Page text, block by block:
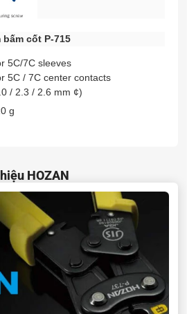
bấm cốt P-715
5C/7C sleeves
5C / 7C center contacts
/ 2.3 / 2.6 mm ¢)
g
HOZAN